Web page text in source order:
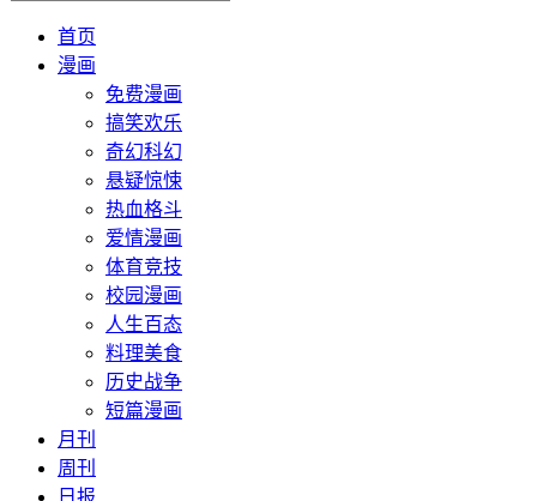
首页
漫画
免费漫画
搞笑欢乐
奇幻科幻
悬疑惊悚
热血格斗
爱情漫画
体育竞技
校园漫画
人生百态
料理美食
历史战争
短篇漫画
月刊
周刊
日报